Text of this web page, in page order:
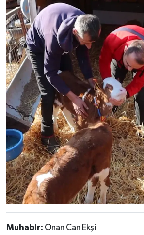
Muhabir: Onan Can Ekşi